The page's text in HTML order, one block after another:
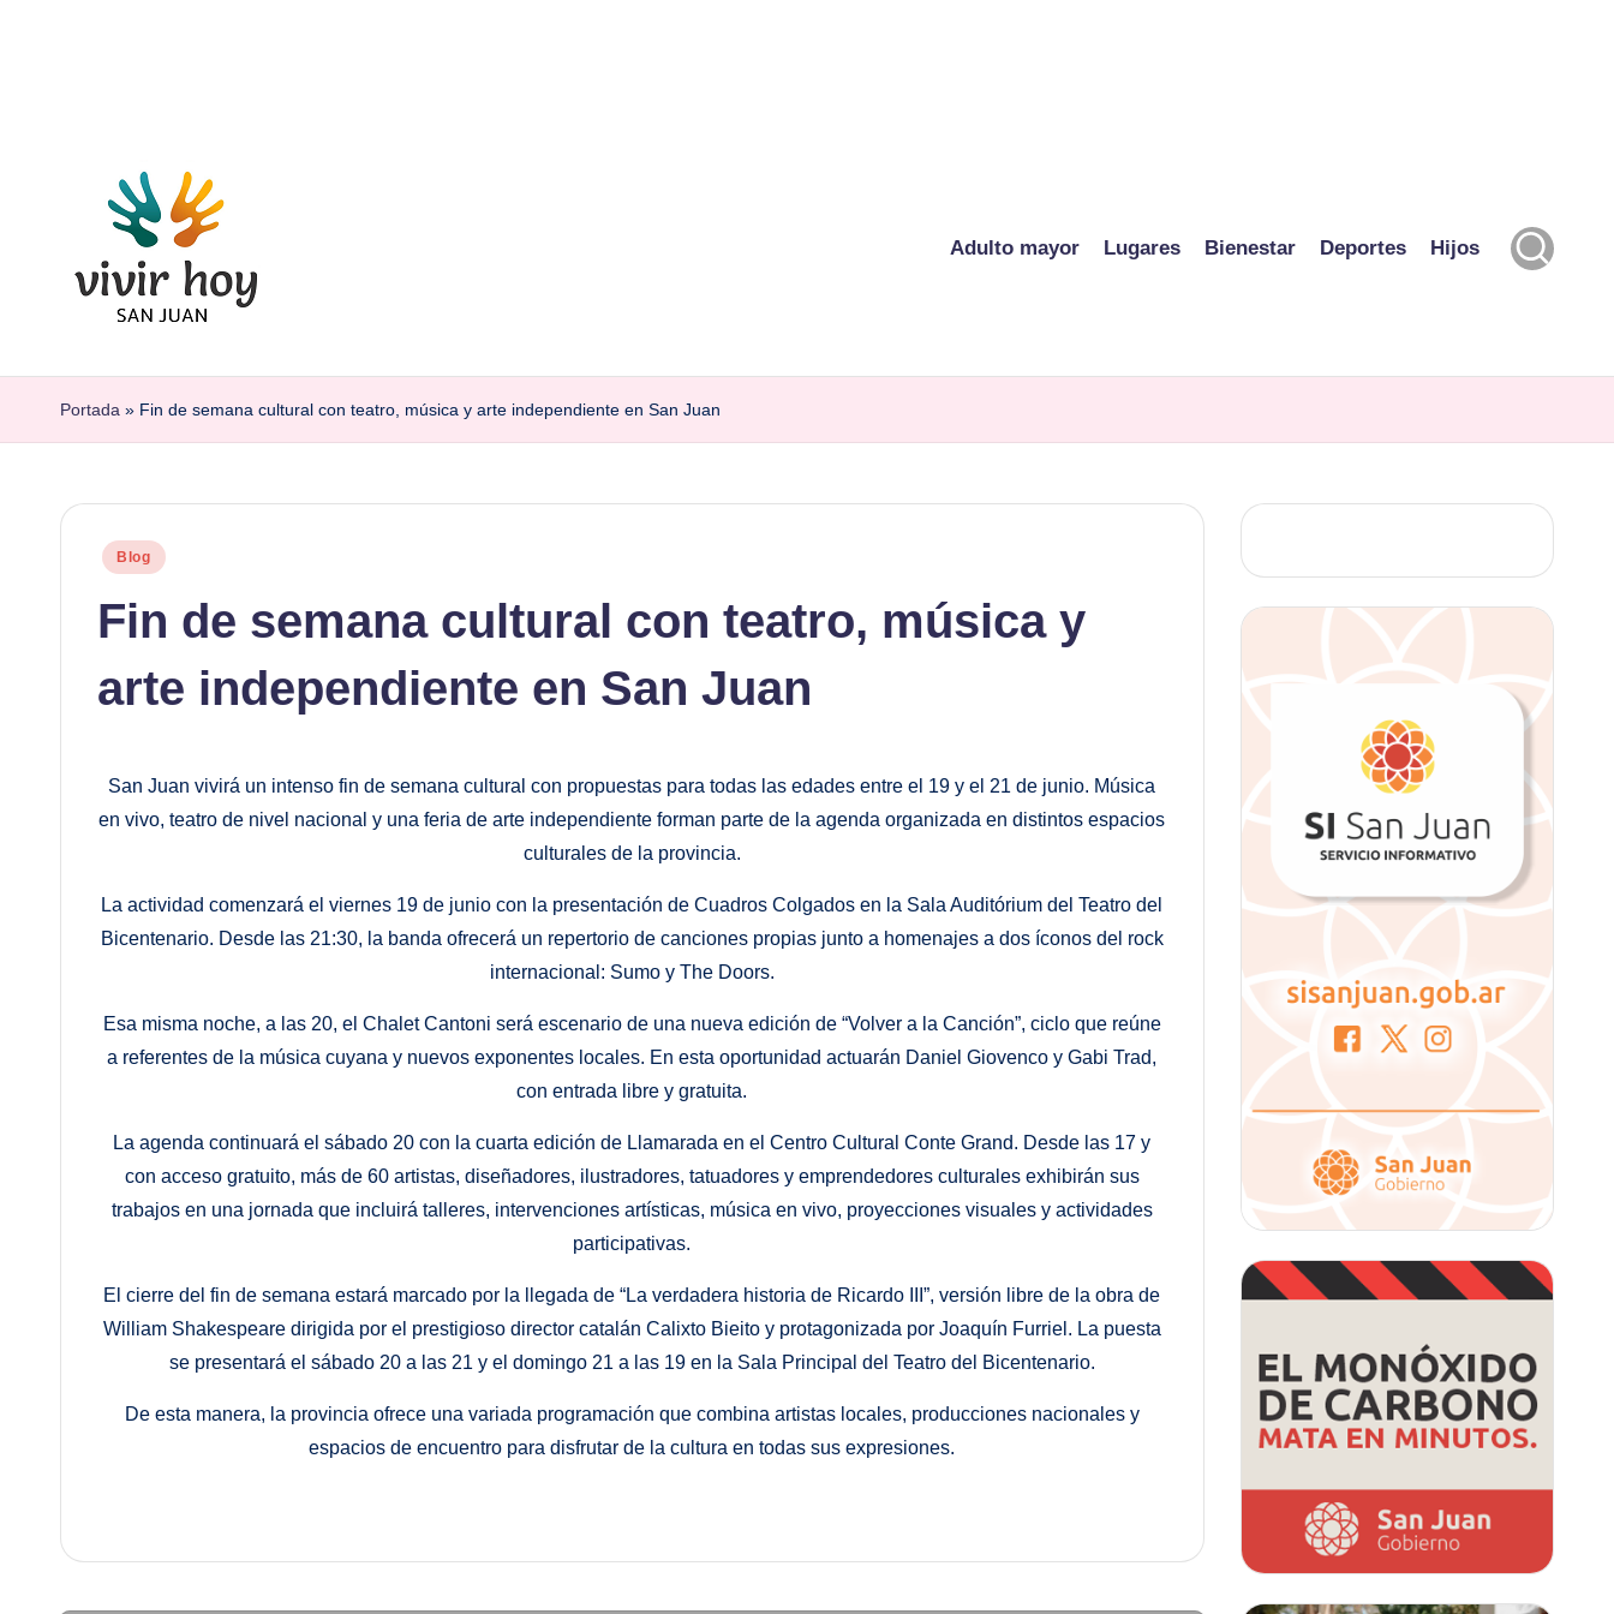
Saltar
Adulto mayor Lugares Bienestar Deportes Hijos
Portada » Fin de semana cultural con teatro, música y arte independiente en San Juan
Publicado
Blog
Fin de semana cultural con teatro, música y
arte independiente en San Juan
San Juan vivirá un intenso fin de semana cultural con propuestas para todas las edades entre el 19 y el 21 de junio. Música
en vivo, teatro de nivel nacional y una feria de arte independiente forman parte de la agenda organizada en distintos espacios
culturales de la provincia.
La actividad comenzará el viernes 19 de junio con la presentación de Cuadros Colgados en la Sala Auditórium del Teatro del
Bicentenario. Desde las 21:30, la banda ofrecerá un repertorio de canciones propias junto a homenajes a dos íconos del rock
internacional: Sumo y The Doors.
Esa misma noche, a las 20, el Chalet Cantoni será escenario de una nueva edición de “Volver a la Canción”, ciclo que reúne
a referentes de la música cuyana y nuevos exponentes locales. En esta oportunidad actuarán Daniel Giovenco y Gabi Trad,
con entrada libre y gratuita.
La agenda continuará el sábado 20 con la cuarta edición de Llamarada en el Centro Cultural Conte Grand. Desde las 17 y
con acceso gratuito, más de 60 artistas, diseñadores, ilustradores, tatuadores y emprendedores culturales exhibirán sus
trabajos en una jornada que incluirá talleres, intervenciones artísticas, música en vivo, proyecciones visuales y actividades
participativas.
El cierre del fin de semana estará marcado por la llegada de “La verdadera historia de Ricardo III”, versión libre de la obra de
William Shakespeare dirigida por el prestigioso director catalán Calixto Bieito y protagonizada por Joaquín Furriel. La puesta
se presentará el sábado 20 a las 21 y el domingo 21 a las 19 en la Sala Principal del Teatro del Bicentenario.
De esta manera, la provincia ofrece una variada programación que combina artistas locales, producciones nacionales y
espacios de encuentro para disfrutar de la cultura en todas sus expresiones.